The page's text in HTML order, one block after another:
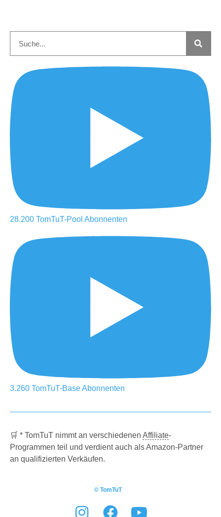
28.200 TomTuT-Pool Abonnenten
3.260 TomTuT-BaseAbonnenten
🛒 * TomTuT nimmt an verschiedenen Affiliate-
Programmen teil und verdient auch als Amazon-Partner
an qualifizierten Verkäufen.
© TomTuT